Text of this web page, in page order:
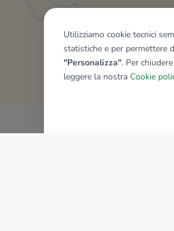
Utilizziamo cookie tecnici
statistiche e per permettere
"Personalizza". Per
leggere la nostra Cookie